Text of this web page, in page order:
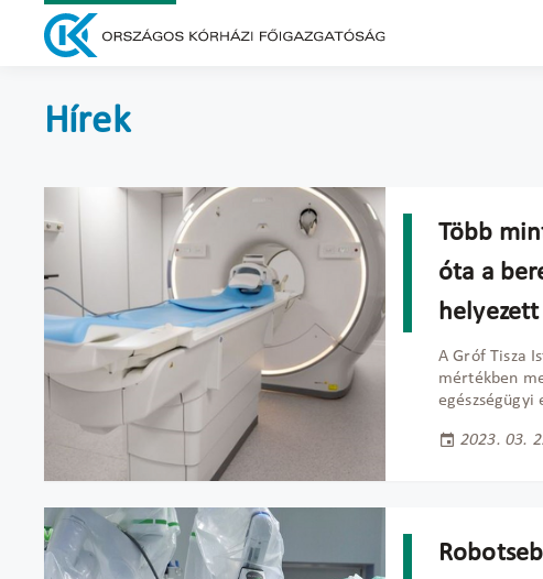
Hírek
Több
óta a
helyezett
A Gróf Tisza
mértékben
egészségügyi
2023. 03.